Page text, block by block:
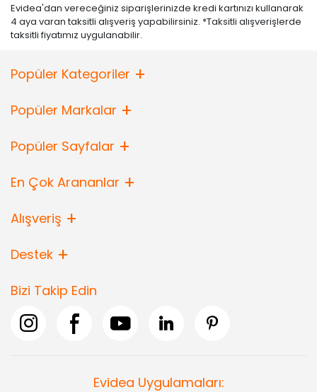
Evidea'dan vereceğiniz siparişlerinizde kredi kartınızı kullanarak
4 aya varan taksitli alışveriş yapabilirsiniz. *Taksitli alışverişlerde
taksitli fiyatımız uygulanabilir.
Popüler Kategoriler
Popüler Markalar
Popüler Sayfalar
En Çok Arananlar
Alışveriş
Destek
Bizi Takip Edin
Evidea Uygulamaları: